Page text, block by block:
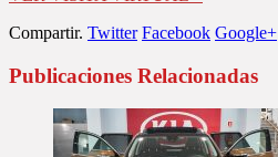
Compartir. Twitter Facebook Google+
Publicaciones Relacionadas